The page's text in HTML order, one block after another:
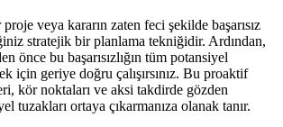
veya kararın zaten feci şekilde başarısız
stratejik bir planlama tekniğidir. Ardından,
önce bu başarısızlığın tüm potansiyel
için geriye doğru çalışırsınız. Bu proaktif
kör noktaları ve aksi takdirde gözden
tuzakları ortaya çıkarmanıza olanak tanır.